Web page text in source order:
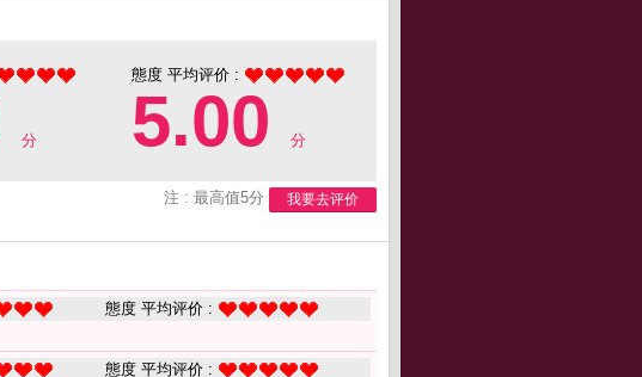
分
態度 平均评价 :
5.00 分
注 : 最高值5分 我要去评价
態度 平均评价 :
態度 平均评价 :